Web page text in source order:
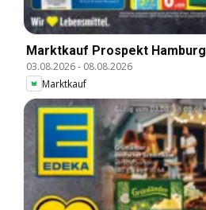
Marktkauf Prospekt Hamburg
03.08.2026- 08.08.2026
Marktkauf